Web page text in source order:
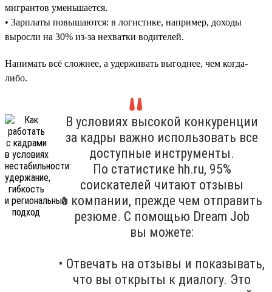
мигрантов уменьшается.
• Зарплаты повышаются: в логистике, например, доходы
выросли на 30% из-за нехватки водителей.
Нанимать всё сложнее, а удерживать выгоднее, чем когда-
либо.
В условиях высокой конкуренции
за кадры важно использовать все
доступные инструменты.
По статистике hh.ru, 95%
соискателей читают отзывы
о компании, прежде чем отправить
резюме. С помощью Dream Job
вы можете:
• Отвечать на отзывы и показывать,
что вы открыты к диалогу. Это